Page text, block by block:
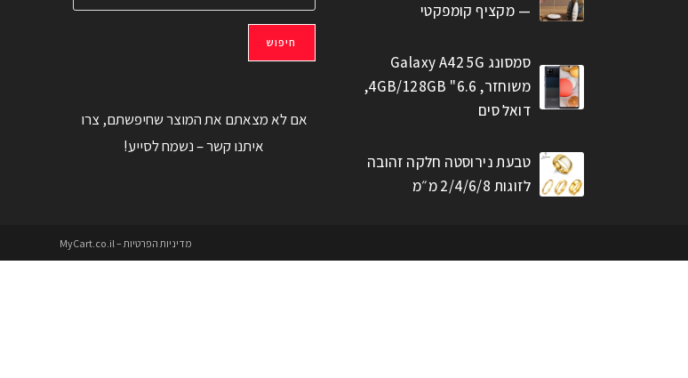
— מקציף קומפקטי
סמסונג Galaxy A42 5G
משוחזר, 6.6" 4GB/128GB,
דואל סים
טבעת נירוסטה חלקה זהובה
לזוגות 2/4/6/8 מ״מ
חיפוש
אם לא מצאתם את המוצר שחיפשתם, צרו
איתנו קשר – נשמח לסייע!
מדיניות הפרטיות – MyCart.co.il